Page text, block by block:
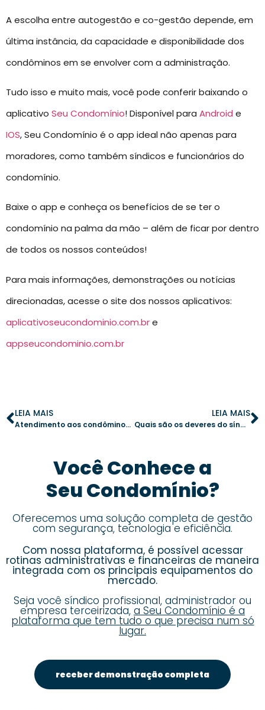
A escolha entre autogestão e co-gestão depende, em
última instância, da capacidade e disponibilidade dos
condôminos em se envolver com a administração.
Tudo isso e muito mais, você pode conferir baixando o
aplicativo Seu Condomínio! Disponível para Android e
IOS, Seu Condomínio é o app ideal não apenas para
moradores, como também síndicos e funcionários do
condomínio.
Baixe o app e conheça os benefícios de se ter o
condomínio na palma da mão – além de ficar por dentro
de todos os nossos conteúdos!
Para mais informações, demonstrações ou notícias
direcionadas, acesse o site dos nossos aplicativos:
aplicativoseucondominio.com.bre
appseucondominio.com.br
LEIA MAIS
Atendimento aos condôminos: como o síndico deve agir
LEIA MAIS
Quais são os deveres do síndico conforme o Código Civil?
Você Conhece a
Seu Condomínio?
Oferecemos uma solução completa de gestão
com segurança, tecnologia e eficiência.
Com nossa plataforma, é possível acessar
rotinas administrativas e financeiras de maneira
integrada com os principais equipamentos do
mercado.
Seja você síndico profissional, administrador ou
empresa terceirizada, a Seu Condomínio é a
plataforma que tem tudo o que precisa num só
lugar.
receber demonstração completa